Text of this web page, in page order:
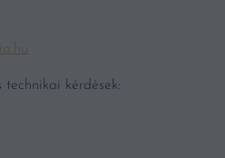
technikai kérdések: